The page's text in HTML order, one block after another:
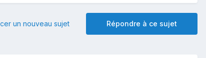
Répondre à ce sujet
un nouveau sujet